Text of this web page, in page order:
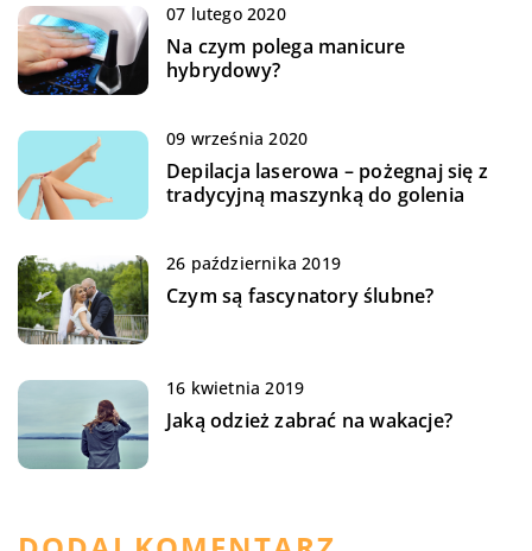
07 lutego 2020
Na czym polega manicure
hybrydowy?
09 września 2020
Depilacja laserowa – pożegnaj się z
tradycyjną maszynką do golenia
26 października 2019
Czym są fascynatory ślubne?
16 kwietnia 2019
Jaką odzież zabrać na wakacje?